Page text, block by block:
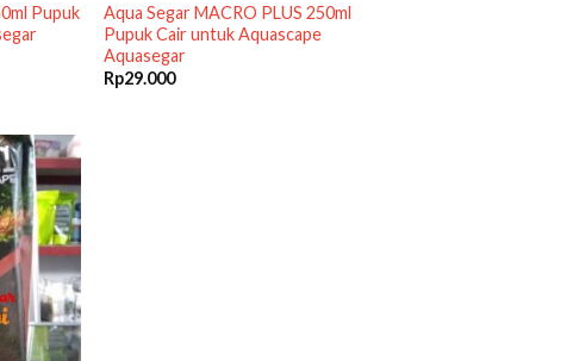
Pupuk
Aqua Segar MACRO PLUS 250ml
Pupuk Cair untuk Aquascape
Aquasegar
Rp29.000